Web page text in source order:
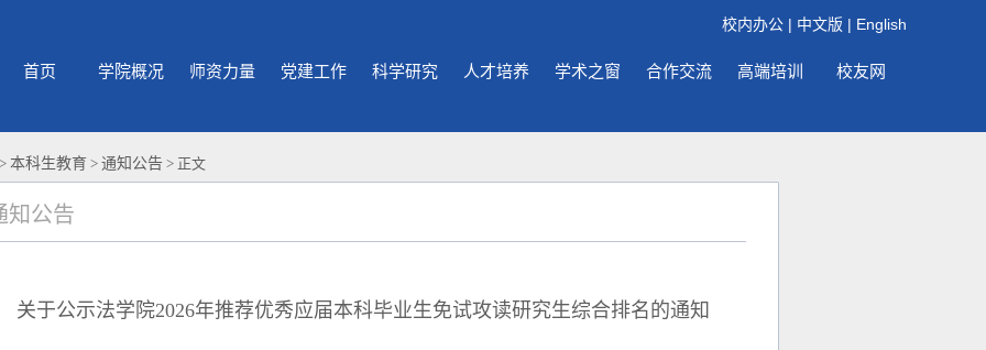
校内办公 | 中文版 | English
首页 学院概况 师资力量 党建工作 科学研究 人才培养 学术之窗 合作交流 高端培训 校友网
> 本科生教育> 通知公告> 正文
知公告
关于公示法学院2026年推荐优秀应届本科毕业生免试攻读研究生综合排名的通知